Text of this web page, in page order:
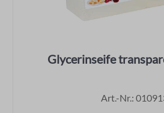
Glycerinseife
Art.-Nr.: